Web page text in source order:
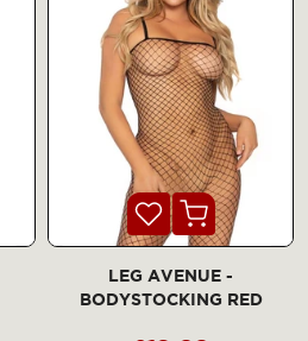
LEG AVENUE -
BODYSTOCKING RED